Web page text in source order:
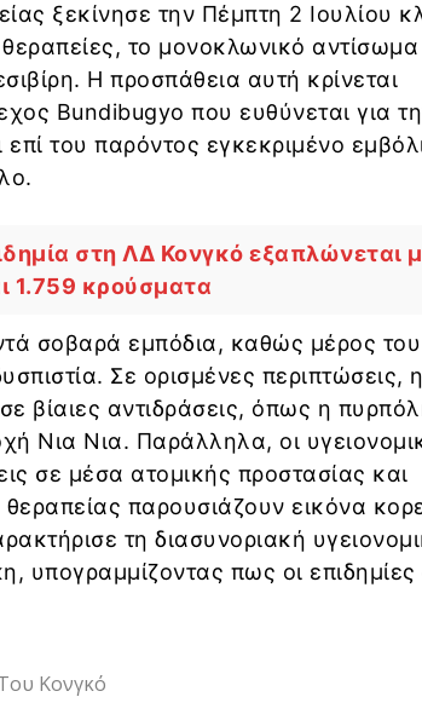
ξεκίνησε την Πέμπτη 2 Ιουλίου
το μονοκλωνικό
Η προσπάθεια αυτή κρίνεται
Bundibugyo που ευθύνεται για
του παρόντος εγκεκριμένο
στη ΛΔ Κονγκό εξαπλώνεται
1.759 κρούσματα
σοβαρά εμπόδια, καθώς μέρος του
Σε ορισμένες περιπτώσεις,
βίαιες αντιδράσεις, όπως η
Νια Νια. Παράλληλα, οι
σε μέσα ατομικής προστασίας και
παρουσιάζουν εικόνα
τη διασυνοριακή
υπογραμμίζοντας πως οι επιδημίες
Κονγκό